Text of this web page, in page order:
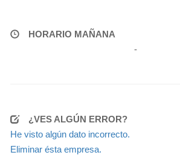
HORARIO MAÑANA
-
¿VES ALGÚN ERROR?
He visto algún dato incorrecto.
Eliminar ésta empresa.